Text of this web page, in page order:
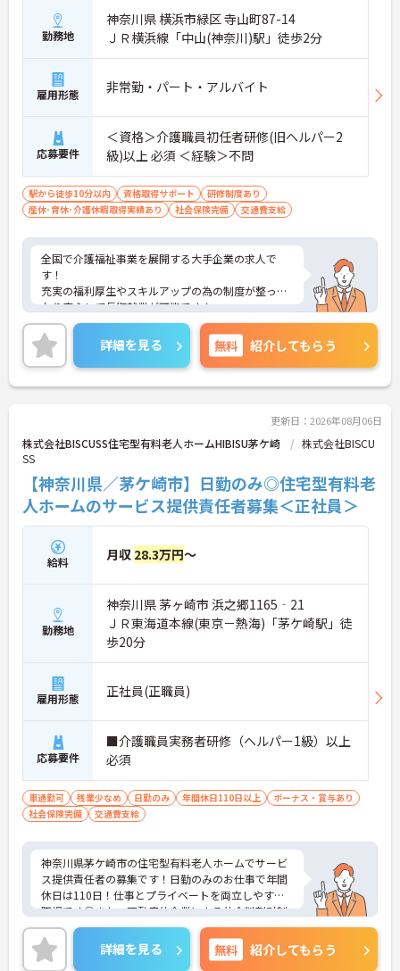
勤務地
神奈川県 横浜市緑区 寺山町87-14
ＪＲ横浜線「中山(神奈川)駅」徒歩2分
雇用形態 非常勤・パート・アルバイト
応募要件
＜資格＞介護職員初任者研修(旧ヘルパー2
級)以上 必須 ＜経験＞不問
駅から徒歩10分以内 資格取得サポート
研修制度あり
産休･育休･介護休暇取得実績あり
社会保険完備 交通費支給
全国で介護福祉事業を展開する大手企業の求人で
す！
充実の福利厚生やスキルアップの為の制度が整って
おり安心して長期就業が可能です！
ご興味ある方には、面接のポイントなど、さらに詳
細をお話致しますのでお気軽にご相談ください。
詳細を見る 無料 紹介してもらう
更新日：2026年08月06日
株式会社BISCUSS住宅型有料老人ホームHIBISU茅ケ崎
株式会社BISCU
SS
【神奈川県／茅ケ崎市】日勤のみ◎住宅型有料老
人ホームのサービス提供責任者募集＜正社員＞
給料 月収 28.3万円～
勤務地
神奈川県 茅ヶ崎市 浜之郷1165‐21
ＪＲ東海道本線(東京－熱海)「茅ケ崎駅」徒
歩20分
雇用形態 正社員(正職員)
応募要件
■介護職員実務者研修（ヘルパー1級）以上
必須
車通勤可 残業少なめ 日勤のみ 年間休日110日以上
ボーナス・賞与あり
社会保険完備
交通費支給
神奈川県茅ケ崎市の住宅型有料老人ホームでサービ
ス提供責任者の募集です！日勤のみのお仕事で年間
休日は110日！仕事とプライベートを両立しやすい
職場です◎また、不動産仲介業による仲介料割引制
度などがあるのも嬉しいポイント♪ご興味のある方
は面接ポイントをお伝えしますので、お気軽にご連
絡ください！
詳細を見る 無料 紹介してもらう